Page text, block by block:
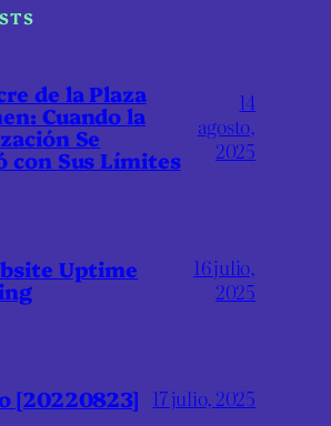
de la Plaza
Cuando la
Se
con Sus Límites
14
agosto,
2025
Uptime
16 julio,
2025
[20220823] 17 julio, 2025